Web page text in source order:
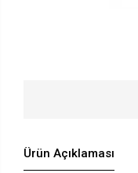
Ürün Açıklaması